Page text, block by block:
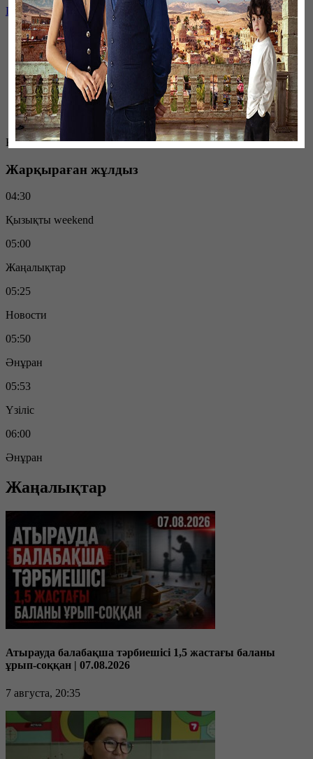
LIVE
Қазір эфирде
Жарқыраған жұлдыз
04:30
Қызықты weekend
05:00
Жаңалықтар
05:25
Новости
05:50
Әнұран
05:53
Үзіліс
06:00
Әнұран
Жаңалықтар
Атырауда балабақша тәрбиешісі 1,5 жастағы баланы
ұрып-соққан | 07.08.2026
7 августа, 20:35